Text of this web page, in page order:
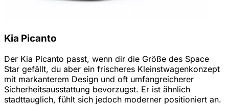
Kia Picanto
Der Kia Picanto passt, wenn dir die Größe des Space
Star gefällt, du aber ein frischeres Kleinstwagenkonzept
mit markanterem Design und oft umfangreicherer
Sicherheitsausstattung bevorzugst. Er ist ähnlich
stadttauglich, fühlt sich jedoch moderner positioniert an.